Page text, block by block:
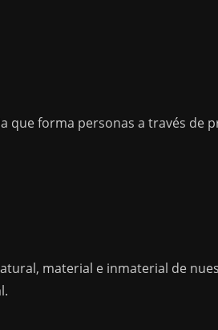
forma personas a través de
material e inmaterial de